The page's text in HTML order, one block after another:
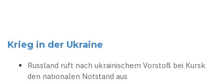
Krieg in der Ukraine
Russland ruft nach ukrainischem Vorstoß bei Kursk
den nationalen Notstand aus